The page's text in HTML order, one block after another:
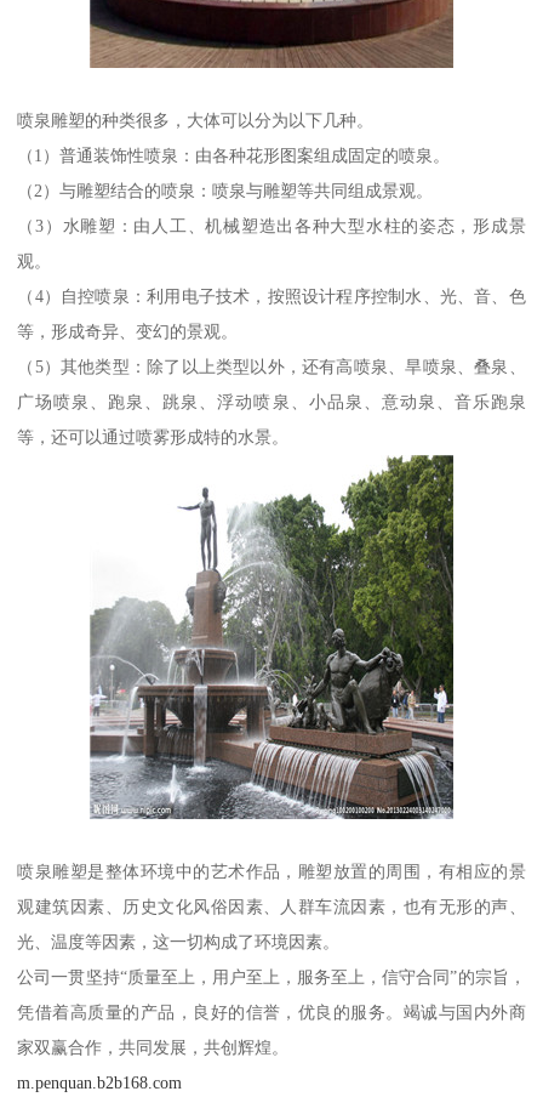
喷泉雕塑的种类很多，大体可以分为以下几种。
（1）普通装饰性喷泉：由各种花形图案组成固定的喷泉。
（2）与雕塑结合的喷泉：喷泉与雕塑等共同组成景观。
（3）水雕塑：由人工、机械塑造出各种大型水柱的姿态，形成景
观。
（4）自控喷泉：利用电子技术，按照设计程序控制水、光、音、色
等，形成奇异、变幻的景观。
（5）其他类型：除了以上类型以外，还有高喷泉、旱喷泉、叠泉、
广场喷泉、跑泉、跳泉、浮动喷泉、小品泉、意动泉、音乐跑泉
等，还可以通过喷雾形成特的水景。
喷泉雕塑是整体环境中的艺术作品，雕塑放置的周围，有相应的景
观建筑因素、历史文化风俗因素、人群车流因素，也有无形的声、
光、温度等因素，这一切构成了环境因素。
公司一贯坚持“质量至上，用户至上，服务至上，信守合同”的宗旨，
凭借着高质量的产品，良好的信誉，优良的服务。竭诚与国内外商
家双赢合作，共同发展，共创辉煌。
m.penquan.b2b168.com